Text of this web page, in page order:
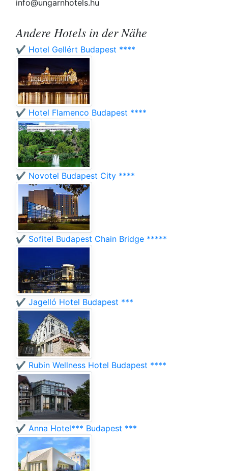
info@ungarnhotels.hu
Andere Hotels in der Nähe
✔️ Hotel Gellért Budapest ****
✔️ Hotel Flamenco Budapest ****
✔️ Novotel Budapest City ****
✔️ Sofitel Budapest Chain Bridge *****
✔️ Jagelló Hotel Budapest ***
✔️ Rubin Wellness Hotel Budapest ****
✔️ Anna Hotel*** Budapest ***